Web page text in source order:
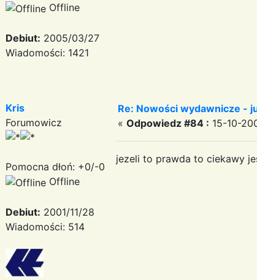
Offline
Debiut: 2005/03/27
Wiadomości: 1421
Kris
Forumowicz
Pomocna dłoń: +0/-0
Offline
Debiut: 2001/11/28
Wiadomości: 514
Re: Nowości wydawnicze -
« Odpowiedz #84 : 15-10-
jezeli to prawda to ciekawy